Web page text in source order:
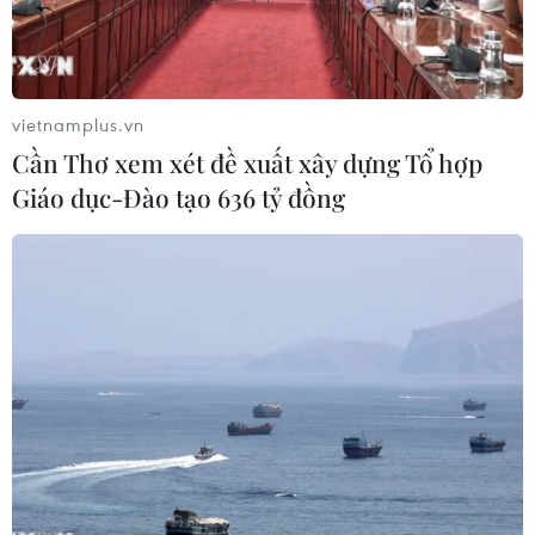
nghiêm trọng.
Bộ trưởng Phùng Xuân Nhạ khẳng định sẽ tiếp tục chỉ đạo quyết
liệt để khắc phục các hạn chế củng cố niềm tin của xã hội đối
với ngành giáo dục. (Ảnh minh họa: Vietnam+)
Liên quan đến những tiêu cực trong lĩnh vực
giáo dục gây bức xúc trong dư luận trong thời
vietnamplus.vn
Cần Thơ xem xét đề xuất xây dựng Tổ hợp
Giáo dục-Đào tạo 636 tỷ đồng